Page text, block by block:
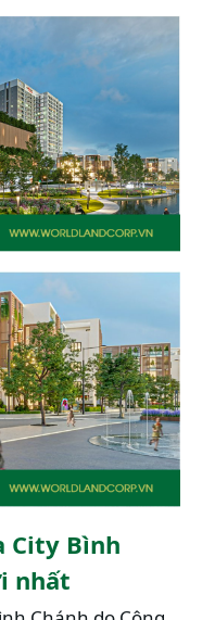
City Bình
nhất